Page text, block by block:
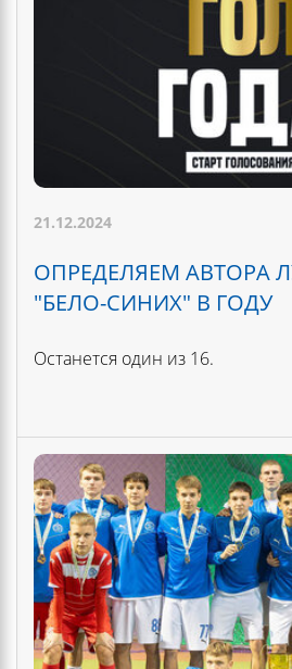
21.12.2024
ОПРЕДЕЛЯЕМ АВТОРА
"БЕЛО-СИНИХ" В ГОДУ
Останется один из 16.